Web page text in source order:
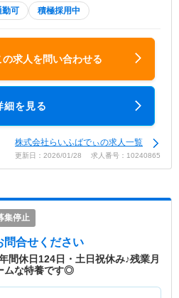
勤可 積極採用中
の求人を問い合わせる
細を見る
株式会社らいふばでぃの求人一覧
更新日：2026/01/28 求人番号：10240865
集停止
合せください
間休日124日・土日祝休み♪残業月
ムな特養です◎